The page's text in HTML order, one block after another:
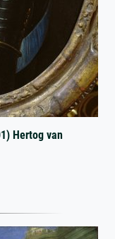
Hertog van